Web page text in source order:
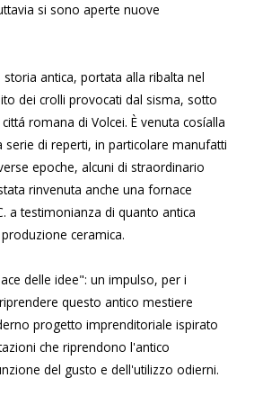
si sono aperte nuove
antica, portata alla ribalta nel
dei crolli provocati dal sisma, sotto
romana di Volcei. È venuta cosíalla
serie di reperti, in particolare manufatti
epoche, alcuni di straordinario
rinvenuta anche una fornace
a testimonianza di quanto antica
ceramica.
delle idee": un impulso, per i
questo antico mestiere
progetto imprenditoriale ispirato
che riprendono l'antico
del gusto e dell'utilizzo odierni.